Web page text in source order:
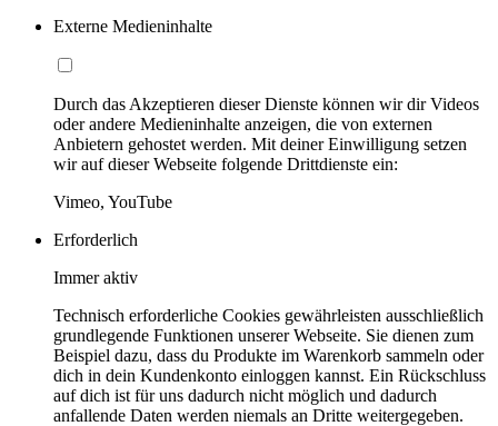
Externe Medieninhalte
Durch das Akzeptieren dieser Dienste können wir dir Videos
oder andere Medieninhalte anzeigen, die von externen
Anbietern gehostet werden. Mit deiner Einwilligung setzen
wir auf dieser Webseite folgende Drittdienste ein:
Vimeo, YouTube
Erforderlich
Immer aktiv
Technisch erforderliche Cookies gewährleisten ausschließlich
grundlegende Funktionen unserer Webseite. Sie dienen zum
Beispiel dazu, dass du Produkte im Warenkorb sammeln oder
dich in dein Kundenkonto einloggen kannst. Ein Rückschluss
auf dich ist für uns dadurch nicht möglich und dadurch
anfallende Daten werden niemals an Dritte weitergegeben.